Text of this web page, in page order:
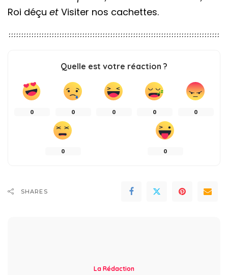
Roi déçu et Visiter nos cachettes.
Quelle est votre réaction ?
0 0 0 0 0
0 0
SHARES
La Rédaction